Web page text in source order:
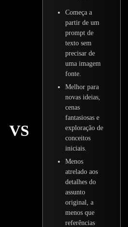
VS
Começa a
partir de um
prompt de
texto sem
precisar de
uma imagem
fonte.
Melhor para
novas ideias,
cenas
fantasiosas e
exploração de
conceitos
iniciais.
Menos
atrelado aos
detalhes do
assunto
original, a
menos que
referências